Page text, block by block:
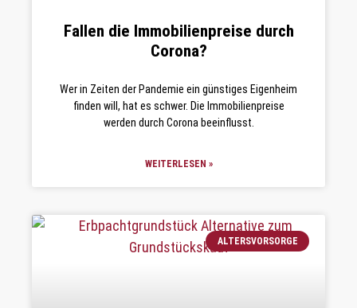
Fallen die Immobilienpreise durch
Corona?
Wer in Zeiten der Pandemie ein günstiges Eigenheim
finden will, hat es schwer. Die Immobilienpreise
werden durch Corona beeinflusst.
WEITERLESEN »
ALTERSVORSORGE